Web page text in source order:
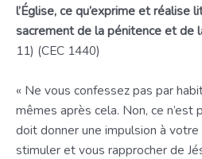
l’Église, ce qu’exprime et réalise
sacrement de la pénitence et de
11) (CEC 1440)
« Ne vous confessez pas par
mêmes après cela. Non, ce n’est
doit donner une impulsion à
stimuler et vous rapprocher de